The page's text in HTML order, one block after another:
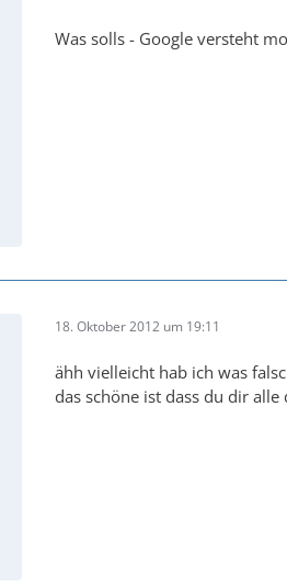
Was solls - Google versteht
18. Oktober 2012 um 19:11
ähh vielleicht hab ich was
das schöne ist dass du dir